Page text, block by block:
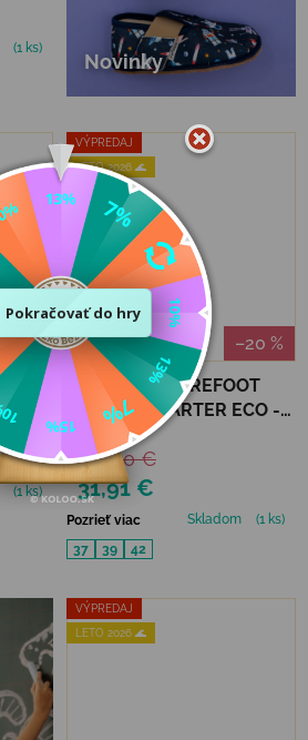
(1 ks)
Novinky
(1 ks)
VÝPREDAJ
LETO 2026 🌊
–20 %
ANATOMIC BAREFOOT
TENISKY STARTER ECO -
SIVÉ
31,91 €
39,90 €
Pozrieť viac Skladom
(1 ks)
37
39 42
VÝPREDAJ
LETO 2026 🌊